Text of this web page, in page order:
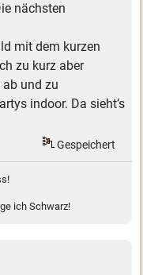
nächsten
mit dem kurzen
zu kurz aber
und zu
indoor. Da sieht’s
Gespeichert
ich Schwarz!